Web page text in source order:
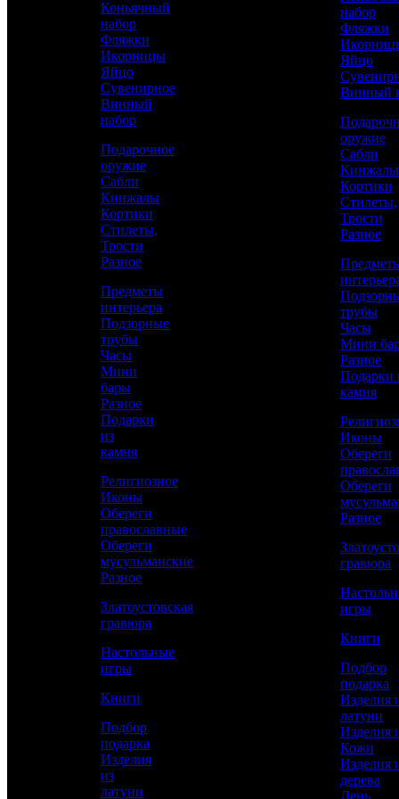
Аристократ
Златоустовская гравюра
8 300 р.
Сравнить товар
Рассчитать доставку СДЭК
РАССЧИТАТЬ
Слесарные, Полировка, Рисовка кистью,
Гравирование по лаку, Травление,
Подрезка штихелем, Никелирование,
Коньячный
набор
Фляжки
Икорницы
Яйцо
Сувенирное
Винный
набор
Подарочное
оружие
Сабли
Кинжалы
Кортики
Стилеты,
Трости
Разное
Предметы
интерьера
Подзорные
трубы
Часы
Мини
бары
Разное
Подарки
из
камня
Религиозное
Иконы
Обереги
православные
Обереги
мусульманские
Разное
Златоустовская
гравюра
Настольные
игры
Книги
Подбор
подарка
Изделия
из
латуни
набор
Фляжки
Яйцо
Винный
оружие
Сабли
Кинжалы
Кортики
Стилеты,
Трости
Разное
трубы
Часы
Мини
Разное
Подарки
камня
Иконы
Обереги
Обереги
Разное
гравюра
игры
Книги
Подбор
подарка
Изделия
латуни
Изделия
Кожи
Изделия
дерева
День